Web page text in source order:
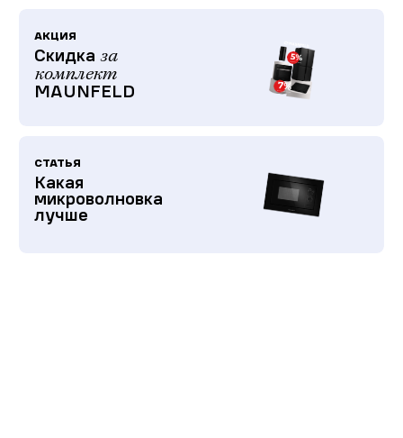
АКЦИЯ
Скидка за
комплект
MAUNFELD
СТАТЬЯ
Какая
микроволновка
лучше